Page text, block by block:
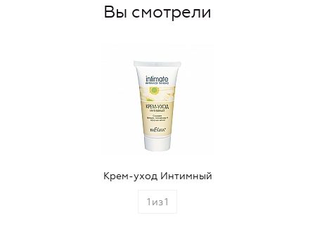
Вы смотрели
Крем-уход Интимный
1 из1